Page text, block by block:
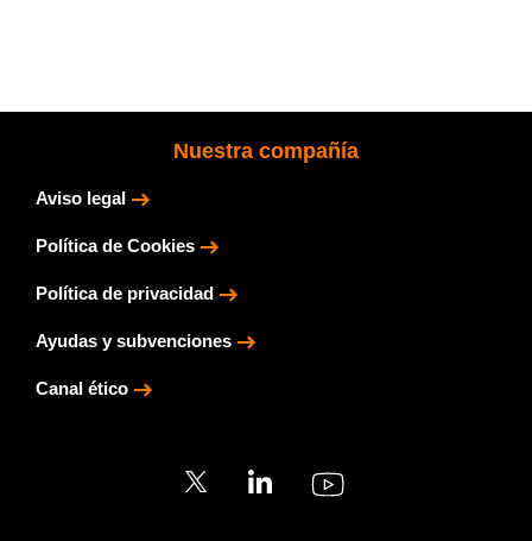
Nuestra compañía
Aviso legal
Política de Cookies
Política de privacidad
Ayudas y subvenciones
Canal ético